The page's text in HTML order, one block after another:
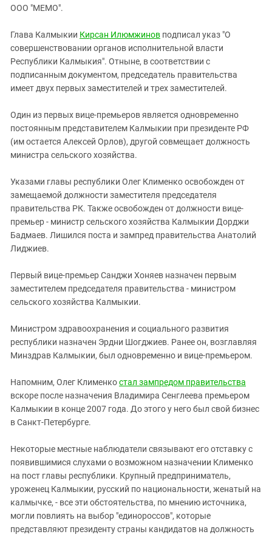
ИНАКОМЫСЛИЕ В ЧЕЧНЕ
ПРЕСЛЕДОВАНИЕ АКТИВИСТОВ
МОБИЛИЗАЦИЯ И ПРОТЕСТЫ
Дагестан
Кабардино-Балкария
Калмыкия
Карачаево-Черкесия
Российская Федерация
Ростовская область
Северная Осетия - Алания
СКФО
Чечня
Южная Осетия
Южный Кавказ
ЮФО
ООО "МЕМО".
Глава Калмыкии Кирсан Илюмжинов подписал указ "О
совершенствовании органов исполнительной власти
Республики Калмыкия". Отныне, в соответствии с
подписанным документом, председатель правительства
имеет двух первых заместителей и трех заместителей.
Один из первых вице-премьеров является одновременно
постоянным представителем Калмыкии при президенте РФ
(им остается Алексей Орлов), другой совмещает должность
министра сельского хозяйства.
Указами главы республики Олег Клименко освобожден от
замещаемой должности заместителя председателя
правительства РК. Также освобожден от должности вице-
премьер - министр сельского хозяйства Калмыкии Дорджи
Бадмаев. Лишился поста и зампред правительства Анатолий
Лиджиев.
Первый вице-премьер Санджи Хоняев назначен первым
заместителем председателя правительства - министром
сельского хозяйства Калмыкии.
Министром здравоохранения и социального развития
республики назначен Эрдни Шогджиев. Ранее он, возглавляя
Минздрав Калмыкии, был одновременно и вице-премьером.
Напомним, Олег Клименкостал зампредом правительства
вскоре после назначения Владимира Сенглеева премьером
Калмыкии в конце 2007 года. До этого у него был свой бизнес
в Санкт-Петербурге.
Некоторые местные наблюдатели связывают его отставку с
появившимися слухами о возможном назначении Клименко
на пост главы республики. Крупный предприниматель,
уроженец Калмыкии, русский по национальности, женатый на
калмычке, - все эти обстоятельства, по мнению источника,
могли повлиять на выбор "единороссов", которые
представляют президенту страны кандидатов на должность